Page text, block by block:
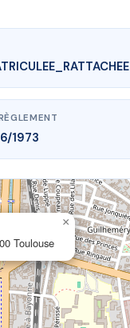
1973
Toulouse
×